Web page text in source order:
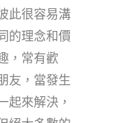
此很容易溝
的理念和價
，常有歡
友，當發生
起來解決，